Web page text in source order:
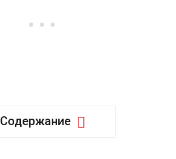
Содержание